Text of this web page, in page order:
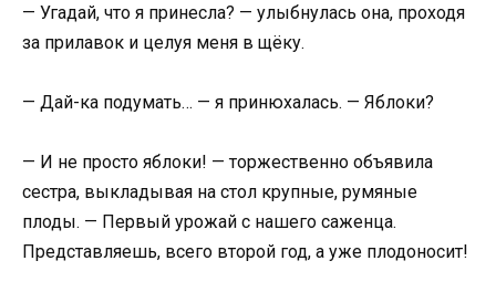
— Угадай, что я принесла? — улыбнулась она, проходя
за прилавок и целуя меня в щёку.
— Дай-ка подумать… — я принюхалась. — Яблоки?
— И не просто яблоки! — торжественно объявила
сестра, выкладывая на стол крупные, румяные
плоды. — Первый урожай с нашего саженца.
Представляешь, всего второй год, а уже плодоносит!